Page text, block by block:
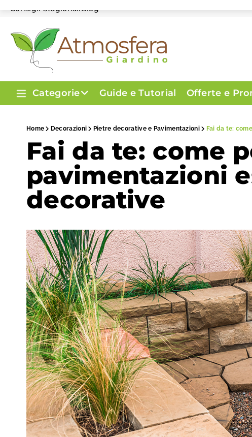
Consigli StagionaliBlog
Categorie Guide e Tutorial Offerte e
Home Decorazioni Pietre decorative e Pavimentazioni Fai da te:
Fai da te: come
pavimentazioni
decorative